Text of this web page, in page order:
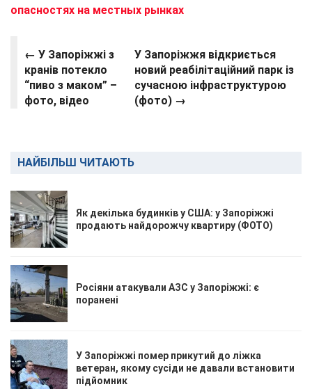
опасностях на местных рынках
← У Запоріжжі з
кранів потекло
“пиво з маком” –
фото, відео
У Запоріжжя відкриється
новий реабілітаційний парк із
сучасною інфраструктурою
(фото) →
НАЙБІЛЬШ ЧИТАЮТЬ
Як декілька будинків у США: у Запоріжжі
продають найдорожчу квартиру (ФОТО)
Росіяни атакували АЗС у Запоріжжі: є
поранені
У Запоріжжі помер прикутий до ліжка
ветеран, якому сусіди не давали встановити
підйомник